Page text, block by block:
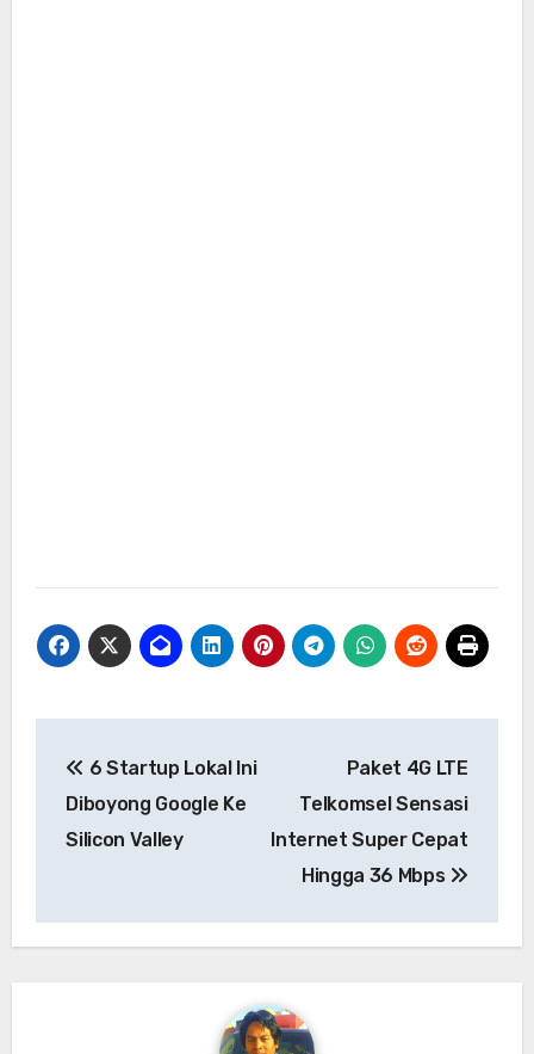
pos
6 Startup Lokal Ini
Diboyong Google Ke
Silicon Valley
Paket 4G LTE
Telkomsel Sensasi
Internet Super Cepat
Hingga 36 Mbps